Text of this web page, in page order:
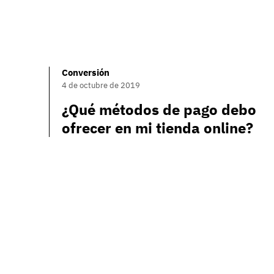
Conversión
4 de octubre de 2019
¿Qué métodos de pago debo
ofrecer en mi tienda online?